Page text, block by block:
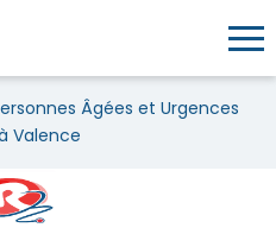
Âgées et Urgences
Valence